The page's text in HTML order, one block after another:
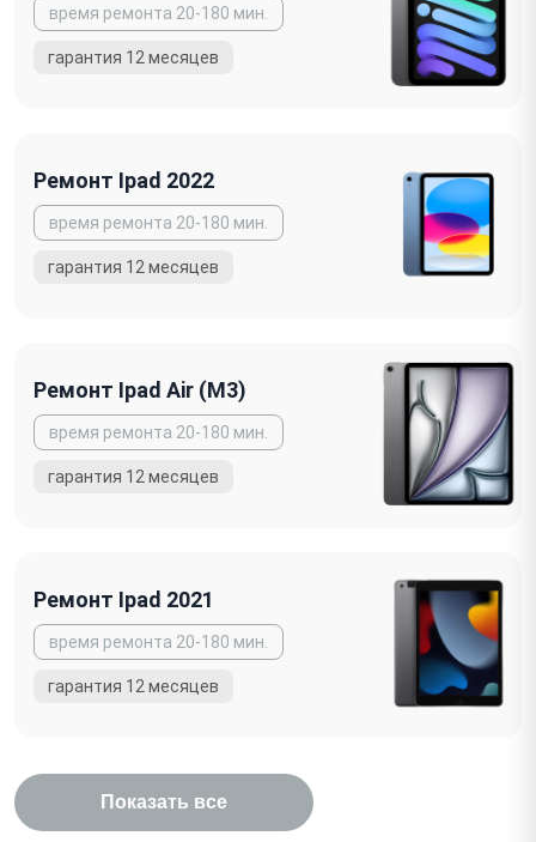
Ремонт Ipad 2022
Ремонт Ipad Air (M3)
Ремонт Ipad 2021
Показать все